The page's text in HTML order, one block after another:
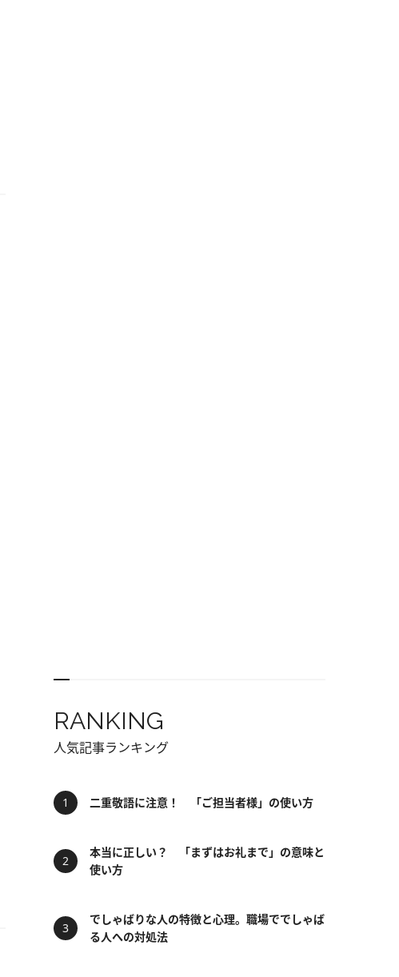
RANKING
人気記事ランキング
二重敬語に注意！ 「ご担当者様」の使い方
本当に正しい？ 「まずはお礼まで」の意味と
使い方
でしゃばりな人の特徴と心理。職場ででしゃば
る人への対処法